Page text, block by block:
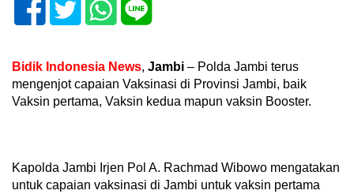
Bidik Indonesia News, Jambi – Polda Jambi terus
mengenjot capaian Vaksinasi di Provinsi Jambi, baik
Vaksin pertama, Vaksin kedua mapun vaksin Booster.
Kapolda Jambi Irjen Pol A. Rachmad Wibowo mengatakan
untuk capaian vaksinasi di Jambi untuk vaksin pertama